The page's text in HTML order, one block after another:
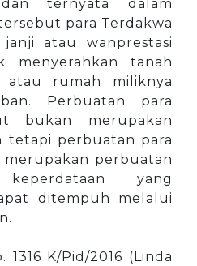
ternyata dalam
para Terdakwa
atau wanprestasi
menyerahkan tanah
rumah miliknya
Perbuatan para
bukan merupakan
tetapi perbuatan para
perbuatan
yang
ditempuh melalui
1316 K/Pid/2016 (Linda